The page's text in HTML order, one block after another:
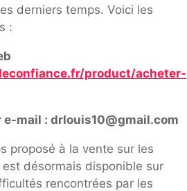
derniers temps. Voici les
:
product/acheter-
mail : drlouis10@gmail.com
proposé à la vente sur les
désormais disponible sur
rencontrées par les